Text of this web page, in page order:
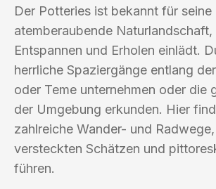
Der Potteries ist bekannt für seine
atemberaubende Naturlandschaft,
Entspannen und Erholen einlädt.
herrliche Spaziergänge entlang
oder Teme unternehmen oder die
der Umgebung erkunden. Hier
zahlreiche Wander- und
versteckten Schätzen und
führen.